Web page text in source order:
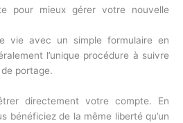
pour mieux gérer votre nouvelle
vie avec un simple formulaire en
l’unique procédure à suivre
portage.
directement votre compte. En
bénéficiez de la même liberté qu’un